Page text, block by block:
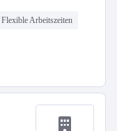
Flexible Arbeitszeiten